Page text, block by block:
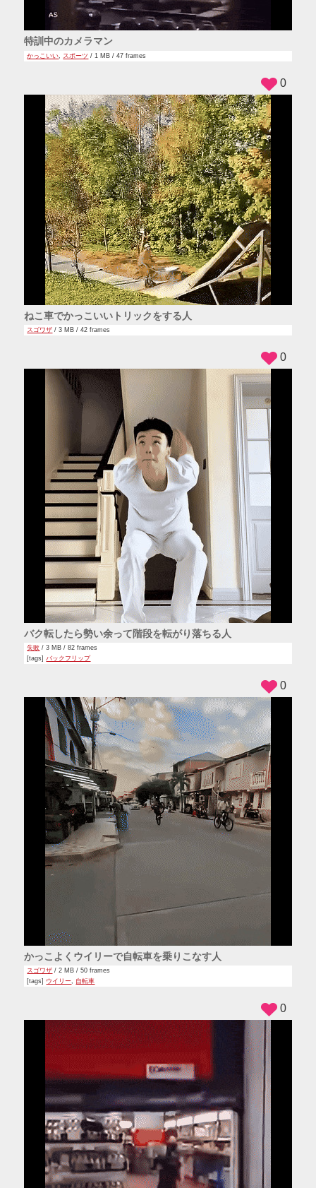
特訓中のカメラマン
かっこいい スポーツ / 1 MB / 47 frames
ねこ車でかっこいいトリックをする人
スゴワザ / 3 MB / 42 frames
0
バク転したら勢い余って階段を転がり落ちる人
失敗 / 3 MB / 82 frames
[tags]バックフリップ
0
かっこよくウイリーで自転車を乗りこなす人
スゴワザ / 2 MB / 50 frames
[tags] ウイリー, 自転車
0
0